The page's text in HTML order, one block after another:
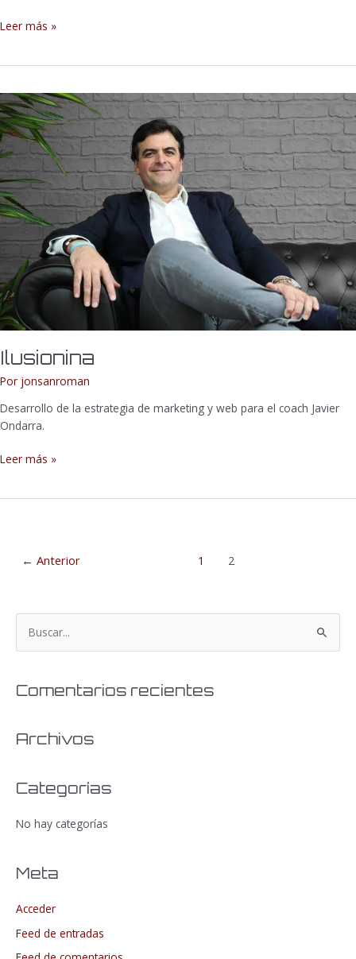
Leer más »
Ilusionina
Por jonsanroman
Desarrollo de la estrategia de marketing y web para el coach Javier
Ondarra.
Ilusionina
Leer más »
← Anterior 1 2
u
c
r
o
:
Comentarios recientes
Archivos
Categorías
No hay categorías
Meta
Acceder
Feed de entradas